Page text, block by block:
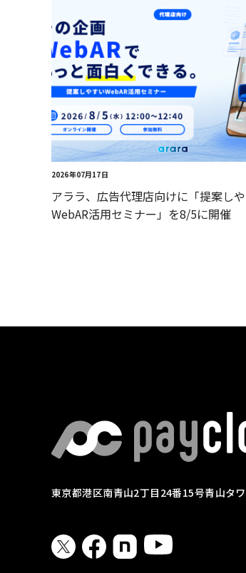
2026年07月17日
アララ、広告代理店向けに「提案し
WebAR活用セミナー」を8/5に開催
東京都港区南青山2丁目24番15号青山タ